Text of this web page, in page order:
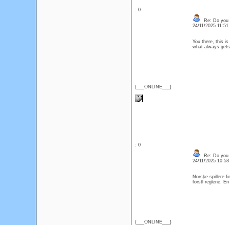
: 0
{___ONLINE___}
Re: Do you
24/11/2025 11:51
You there, this
what always
: 0
{___ONLINE___}
Re: Do you
24/11/2025
Norske spillere
forstĺ reglene.